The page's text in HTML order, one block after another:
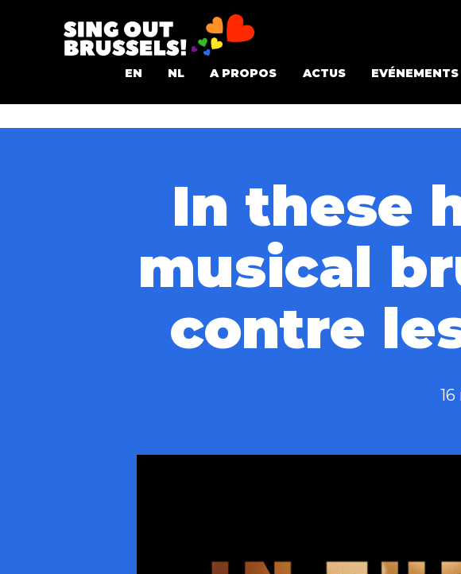
Out
Brussels!
EN NL A PROPOS ACTUS EVÉNEMENTS
In these
musical
contre